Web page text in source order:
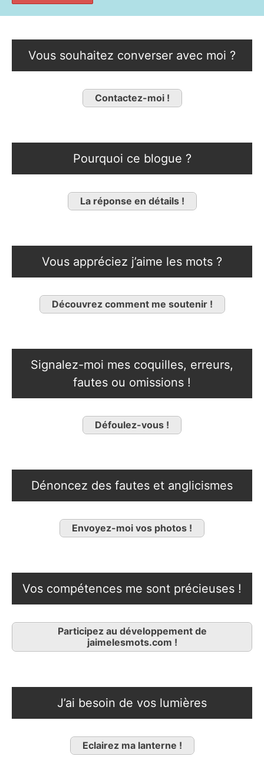
Vous souhaitez converser avec moi ?
Contactez-moi !
Pourquoi ce blogue ?
La réponse en détails !
Vous appréciez j’aime les mots ?
Découvrez comment me soutenir !
Signalez-moi mes coquilles, erreurs,
fautes ou omissions !
Défoulez-vous !
Dénoncez des fautes et anglicismes
Envoyez-moi vos photos !
Vos compétences me sont précieuses !
Participez au développement de
jaimelesmots.com !
J’ai besoin de vos lumières
Eclairez ma lanterne !